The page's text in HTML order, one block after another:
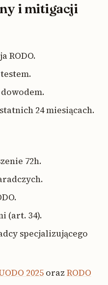
i mitigacji
RODO.
24 miesiącach.
72h.
(art. 34).
specjalizującego
2025 oraz RODO